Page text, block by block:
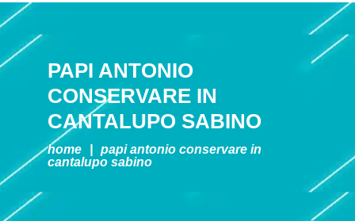
PAPI ANTONIO
CONSERVARE IN
CANTALUPO SABINO
home papi antonio conservare in
cantalupo sabino